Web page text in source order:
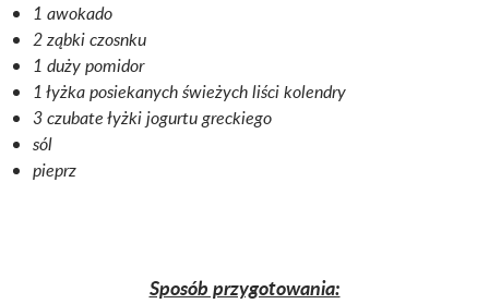
1 awokado
2 ząbki czosnku
1 duży pomidor
1 łyżka posiekanych świeżych liści kolendry
3 czubate łyżki jogurtu greckiego
sól
pieprz
Sposób przygotowania: